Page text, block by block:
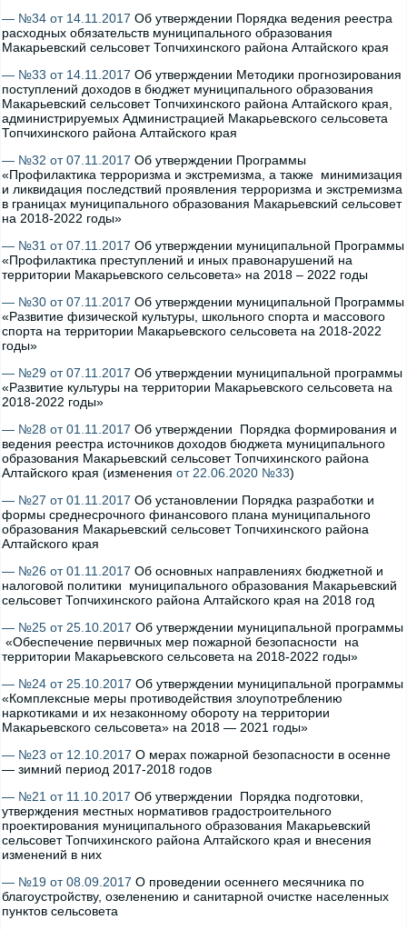
— №34 от 14.11.2017 Об утверждении Порядка ведения реестра
расходных обязательств муниципального образования
Макарьевский сельсовет Топчихинского района Алтайского края
— №33 от 14.11.2017 Об утверждении Методики прогнозирования
поступлений доходов в бюджет муниципального образования
Макарьевский сельсовет Топчихинского района Алтайского края,
администрируемых Администрацией Макарьевского сельсовета
Топчихинского района Алтайского края
— №32 от 07.11.2017 Об утверждении Программы
«Профилактика терроризма и экстремизма, а также минимизация
и ликвидация последствий проявления терроризма и экстремизма
в границах муниципального образования Макарьевский сельсовет
на 2018-2022 годы»
— №31 от 07.11.2017 Об утверждении муниципальной Программы
«Профилактика преступлений и иных правонарушений на
территории Макарьевского сельсовета» на 2018 – 2022 годы
— №30 от 07.11.2017 Об утверждении муниципальной Программы
«Развитие физической культуры, школьного спорта и массового
спорта на территории Макарьевского сельсовета на 2018-2022
годы»
— №29 от 07.11.2017 Об утверждении муниципальной программы
«Развитие культуры на территории Макарьевского сельсовета на
2018-2022 годы»
— №28 от 01.11.2017 Об утверждении Порядка формирования и
ведения реестра источников доходов бюджета муниципального
образования Макарьевский сельсовет Топчихинского района
Алтайского края (изменения от 22.06.2020 №33)
— №27 от 01.11.2017 Об установлении Порядка разработки и
формы среднесрочного финансового плана муниципального
образования Макарьевский сельсовет Топчихинского района
Алтайского края
— №26 от 01.11.2017 Об основных направлениях бюджетной и
налоговой политики муниципального образования Макарьевский
сельсовет Топчихинского района Алтайского края на 2018 год
— №25 от 25.10.2017 Об утверждении муниципальной программы
«Обеспечение первичных мер пожарной безопасности на
территории Макарьевского сельсовета на 2018-2022 годы»
— №24 от 25.10.2017 Об утверждении муниципальной программы
«Комплексные меры противодействия злоупотреблению
наркотиками и их незаконному обороту на территории
Макарьевского сельсовета» на 2018 — 2021 годы»
— №23 от 12.10.2017 О мерах пожарной безопасности в осенне
— зимний период 2017-2018 годов
— №21 от 11.10.2017 Об утверждении Порядка подготовки,
утверждения местных нормативов градостроительного
проектирования муниципального образования Макарьевский
сельсовет Топчихинского района Алтайского края и внесения
изменений в них
— №19 от 08.09.2017 О проведении осеннего месячника по
благоустройству, озеленению и санитарной очистке населенных
пунктов сельсовета